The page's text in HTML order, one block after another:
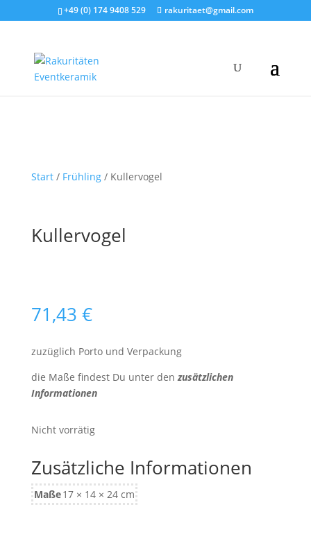
+49 (0) 174 9408 529 rakuritaet@gmail.com
Start/ Frühling/ Kullervogel
Kullervogel
71,43 €
zuzüglich Porto und Verpackung
die Maße findest Du unter denzusätzlichen
Informationen
Nicht vorrätig
Zusätzliche Informationen
Maße17 × 14 × 24 cm